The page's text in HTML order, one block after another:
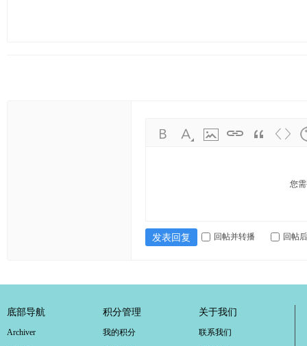
您
发表回复 回帖并转播 回帖
底部导航
Archiver
积分管理
我的积分
关于我们
联系我们